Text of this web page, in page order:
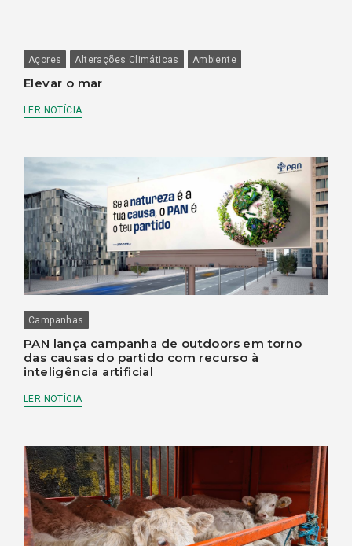
Açores Alterações Climáticas Ambiente
Elevar o mar
LER NOTÍCIA
Campanhas
PAN lança campanha de outdoors em torno
das causas do partido com recurso à
inteligência artificial
LER NOTÍCIA